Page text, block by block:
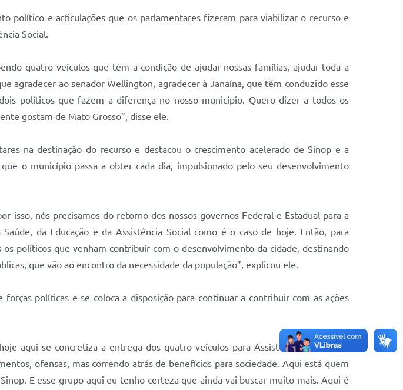
político e articulações que os parlamentares fizeram para viabilizar o recurso e
Social.
quatro veículos que têm a condição de ajudar nossas famílias, ajudar toda a
agradecer ao senador Wellington, agradecer à Janaína, que têm conduzido esse
políticos que fazem a diferença no nosso município. Quero dizer a todos os
gostam de Mato Grosso”, disse ele.
na destinação do recurso e destacou o crescimento acelerado de Sinop e a
o município passa a obter cada dia, impulsionado pelo seu desenvolvimento
isso, nós precisamos do retorno dos nossos governos Federal e Estadual para a
da Educação e da Assistência Social como é o caso de hoje. Então, para
políticos que venham contribuir com o desenvolvimento da cidade, destinando
que vão ao encontro da necessidade da população”, explicou ele.
políticas e se coloca a disposição para continuar a contribuir com as ações
aqui se concretiza a entrega dos quatro veículos para Assistência Social. Um
ofensas, mas correndo atrás de benefícios para sociedade. Aqui está quem
E esse grupo aqui eu tenho certeza que ainda vai buscar muito mais. Aqui é